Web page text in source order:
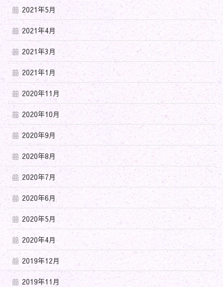
2021年5月
2021年4月
2021年3月
2021年1月
2020年11月
2020年10月
2020年9月
2020年8月
2020年7月
2020年6月
2020年5月
2020年4月
2019年12月
2019年11月